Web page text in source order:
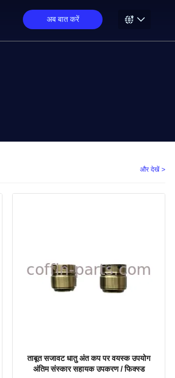
अब बात करें
और देखें >
ताबूत सजावट धातु अंत कप पर वयस्क उपयोग
अंतिम संस्कार सहायक उपकरण / फिक्स्ड